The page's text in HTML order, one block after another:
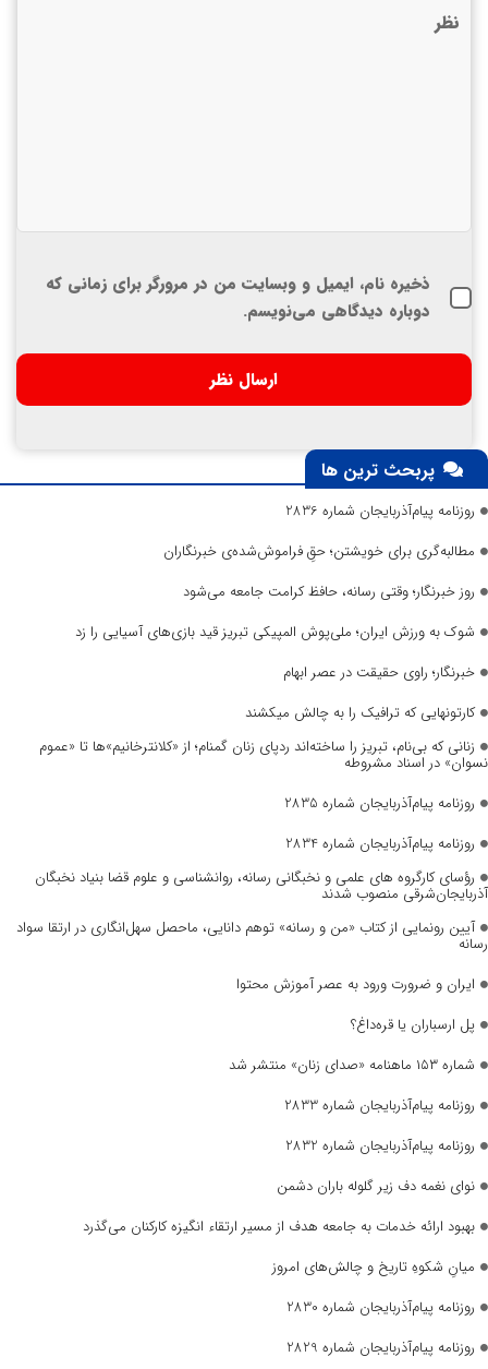
ذخیره نام، ایمیل و وبسایت من در مرورگر برای زمانی که
دوباره دیدگاهی می‌نویسم.
پربحث ترین ها
روزنامه پیام‌آذربایجان شماره 2836
مطالبه‌گری برای خویشتن؛ حقِ فراموش‌شده‌ی خبرنگاران
روز خبرنگار؛ وقتی رسانه، حافظ کرامت جامعه می‌شود
شوک به ورزش ایران؛ ملی‌پوش المپیکی تبریز قید بازی‌های آسیایی را زد
خبرنگار؛ راوی حقیقت در عصر ابهام
کارتونهایی که ترافیک را به چالش میکشند
زنانی که بی‌نام، تبریز را ساخته‌اند ردپای زنان گمنام؛ از «کلانترخانیم»ها تا «عموم
نسوان» در اسناد مشروطه
روزنامه پیام‌آذربایجان شماره 2835
روزنامه پیام‌آذربایجان شماره 2834
رؤسای کارگروه های علمی و نخبگانی رسانه، روانشناسی و علوم قضا بنیاد نخبگان
آذربایجان‌شرقی منصوب شدند
آیین رونمایی از کتاب «من و رسانه» توهم دانایی، ماحصل سهل‌انگاری در ارتقا سواد
رسانه
ایران و ضرورت ورود به عصر آموزش محتوا
پل ارسباران یا قره‌داغ؟
شماره ۱۵۳ ماهنامه «صدای زنان» منتشر شد
روزنامه پیام‌آذربایجان شماره 2833
روزنامه پیام‌آذربایجان شماره 2832
نوای نغمه دف زیر گلوله باران دشمن
بهبود ارائه خدمات به جامعه هدف از مسیر ارتقاء انگیزه کارکنان می‌گذرد
میانِ شکوهِ تاریخ و چالش‌های امروز
روزنامه پیام‌آذربایجان شماره 2830
روزنامه پیام‌آذربایجان شماره 2829